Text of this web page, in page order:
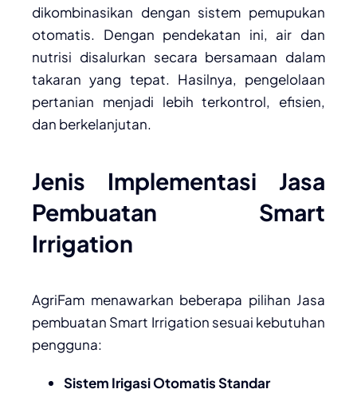
dikombinasikan dengan sistem pemupukan
otomatis. Dengan pendekatan ini, air dan
nutrisi disalurkan secara bersamaan dalam
takaran yang tepat. Hasilnya, pengelolaan
pertanian menjadi lebih terkontrol, efisien,
dan berkelanjutan.
Jenis Implementasi Jasa
Pembuatan Smart
Irrigation
AgriFam menawarkan beberapa pilihan Jasa
pembuatan Smart Irrigation sesuai kebutuhan
pengguna:
Sistem Irigasi Otomatis Standar